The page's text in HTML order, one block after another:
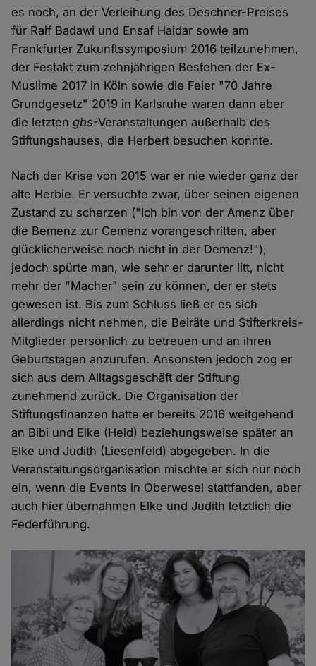
es noch, an der Verleihung des Deschner-Preises
für Raif Badawi und Ensaf Haidar sowie am
Frankfurter Zukunftssymposium 2016 teilzunehmen,
der Festakt zum zehnjährigen Bestehen der Ex-
Muslime 2017 in Köln sowie die Feier "70 Jahre
Grundgesetz" 2019 in Karlsruhe waren dann aber
die letztengbs-Veranstaltungen außerhalb des
Stiftungshauses, die Herbert besuchen konnte.
Nach der Krise von 2015 war er nie wieder ganz der
alte Herbie. Er versuchte zwar, über seinen eigenen
Zustand zu scherzen ("Ich bin von der Amenz über
die Bemenz zur Cemenz vorangeschritten, aber
glücklicherweise noch nicht in der Demenz!"),
jedoch spürte man, wie sehr er darunter litt, nicht
mehr der "Macher" sein zu können, der er stets
gewesen ist. Bis zum Schluss ließ er es sich
allerdings nicht nehmen, die Beiräte und Stifterkreis-
Mitglieder persönlich zu betreuen und an ihren
Geburtstagen anzurufen. Ansonsten jedoch zog er
sich aus dem Alltagsgeschäft der Stiftung
zunehmend zurück. Die Organisation der
Stiftungsfinanzen hatte er bereits 2016 weitgehend
an Bibi und Elke (Held) beziehungsweise später an
Elke und Judith (Liesenfeld) abgegeben. In die
Veranstaltungsorganisation mischte er sich nur noch
ein, wenn die Events in Oberwesel stattfanden, aber
auch hier übernahmen Elke und Judith letztlich die
Federführung.